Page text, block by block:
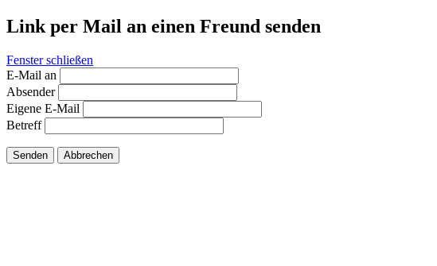
Link per Mail an einen Freund senden
Fenster schließen
E-Mail an
Absender
Eigene E-Mail
Betreff
Senden Abbrechen